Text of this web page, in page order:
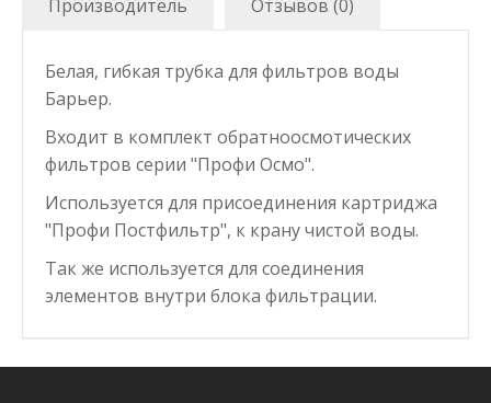
Производитель Отзывов (0)
Белая, гибкая трубка для фильтров воды
Барьер.
Входит в комплект обратноосмотических
фильтров серии "Профи Осмо".
Используется для присоединения картриджа
"Профи Постфильтр", к крану чистой воды.
Так же используется для соединения
элементов внутри блока фильтрации.